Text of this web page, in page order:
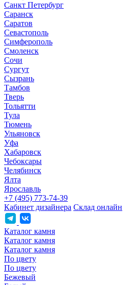
Санкт Петербург
Саранск
Саратов
Севастополь
Симферополь
Смоленск
Сочи
Сургут
Сызрань
Тамбов
Тверь
Тольятти
Тула
Тюмень
Ульяновск
Уфа
Хабаровск
Чебоксары
Челябинск
Ялта
Ярославль
+7 (495) 773-74-39
Кабинет дизайнера Склад онлайн
Каталог камня
Каталог камня
Каталог камня
По цвету
По цвету
Бежевый